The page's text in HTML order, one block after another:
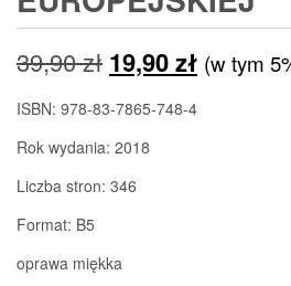
39,90zł Pierwotna
cena
wynosiła:
39,90 zł.
19,90złAktualna
cena
(w tym
ISBN: 978-83-7865-748-4
Rok wydania: 2018
Liczba stron: 346
Format: B5
oprawa miękka